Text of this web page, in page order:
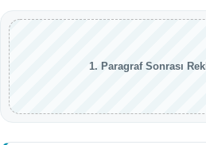
1. Paragraf Sonrası